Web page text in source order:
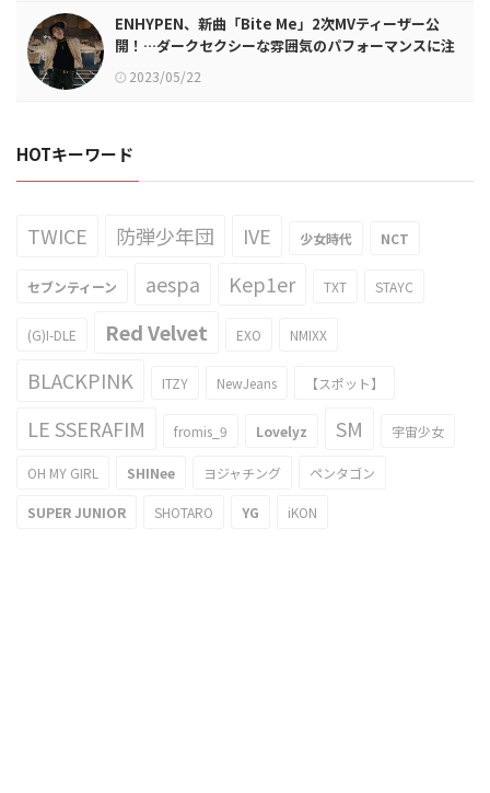
ENHYPEN、新曲「Bite Me」2次MVティーザー公
開！…ダークセクシーな雰囲気のパフォーマンスに注
目 2023/05/22
HOTキーワード
TWICE 防弾少年団 IVE 少女時代 NCT
セブンティーン aespa Kep1er TXT STAYC
(G)I-DLE Red Velvet EXO NMIXX
BLACKPINK ITZY NewJeans 【スポット】
LE SSERAFIM fromis_9 Lovelyz SM 宇宙少女
OH MY GIRL SHINee ヨジャチング ペンタゴン
SUPER JUNIOR SHOTARO YG iKON